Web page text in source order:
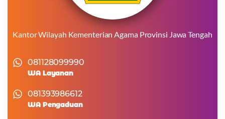
Kantor Wilayah Kementerian Agama Provinsi Jawa Tengah
081128099990
WA Layanan
081393986612
WA Pengaduan